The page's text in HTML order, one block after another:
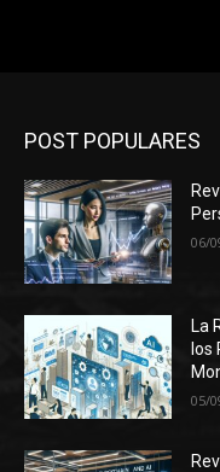
POST POPULARES
06/
La
los
05/